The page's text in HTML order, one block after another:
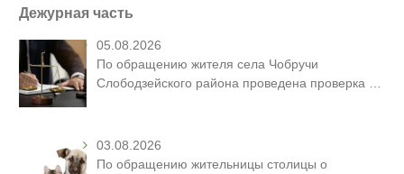
Дежурная часть
05.08.2026
По обращению жителя села Чобручи
Слободзейского района проведена проверка
03.08.2026
По обращению жительницы столицы о